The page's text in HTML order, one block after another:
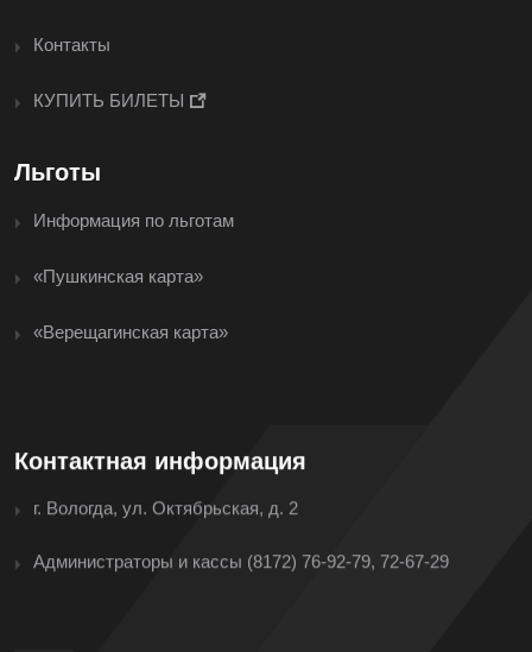
Контакты
КУПИТЬ БИЛЕТЫ
Льготы
Информация по льготам
«Пушкинская карта»
«Верещагинская карта»
Контактная информация
г. Вологда, ул. Октябрьская, д. 2
Администраторы и кассы (8172) 76-92-79, 72-67-29